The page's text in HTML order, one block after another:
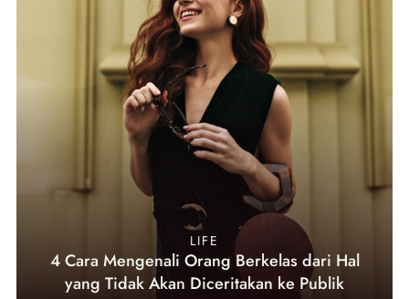
LIFE
4 Cara Mengenali Orang Berkelas dari Hal
yang Tidak Akan Diceritakan ke Publik